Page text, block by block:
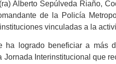
Alberto Sepúlveda Riaño,
de la Policía
vinculadas a la
ha logrado beneficiar a más
Jornada Interinstitucional que